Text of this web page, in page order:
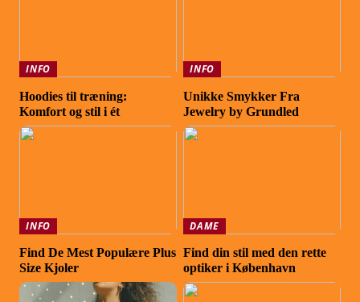
INFO
Hoodies til træning:
Komfort og stil i ét
INFO
Unikke Smykker Fra
Jewelry by Grundled
INFO
Find De Mest Populære Plus
Size Kjoler
DAME
Find din stil med den rette
optiker i København